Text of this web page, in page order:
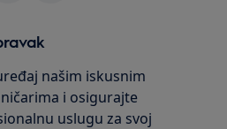
našim iskusnim
i osigurajte
uslugu za svoj